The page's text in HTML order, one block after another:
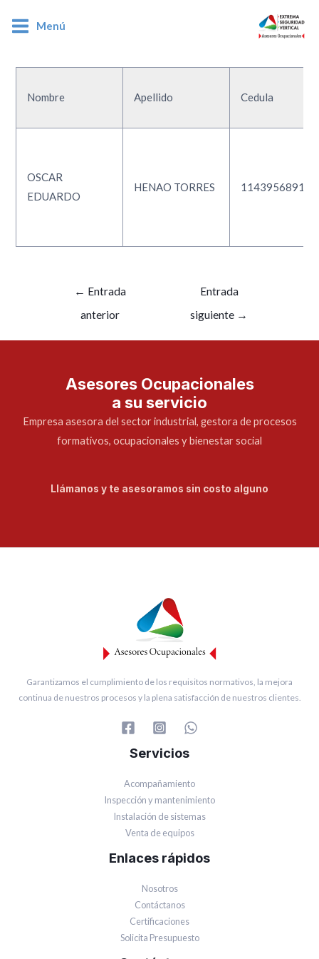
Menú
Nombre Apellido Cedula
OSCAR
EDUARDO
HENAO TORRES 1143956891
← Entrada
anterior
Entrada
siguiente →
Asesores Ocupacionales
a su servicio
Empresa asesora del sector industrial, gestora de procesos
formativos, ocupacionales y bienestar social
Llámanos y te asesoramos sin costo alguno
Garantizamos el cumplimiento de los requisitos normativos, la mejora
continua de nuestros procesos y la plena satisfacción de nuestros clientes.
Servicios
Acompañamiento
Inspección y mantenimiento
Instalación de sistemas
Venta de equipos
Enlaces rápidos
Nosotros
Contáctanos
Certificaciones
Solicita Presupuesto